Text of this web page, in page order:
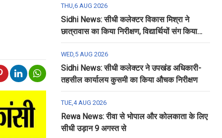
THU,6 AUG 2026
Sidhi News: सीधी कलेक्टर विकास मिश्रा ने
छात्रावास का किया निरीक्षण, विद्यार्थियों संग किया
रात्रि भोजन
WED,5 AUG 2026
Sidhi News: सीधी कलेक्टर ने उपखंड अधिकारी-
तहसील कार्यालय कुसमी का किया औचक निरीक्षण
TUE,4 AUG 2026
Rewa News: रीवा से भोपाल और कोलकाता के लिए
सीधी उड़ान 9 अगस्त से